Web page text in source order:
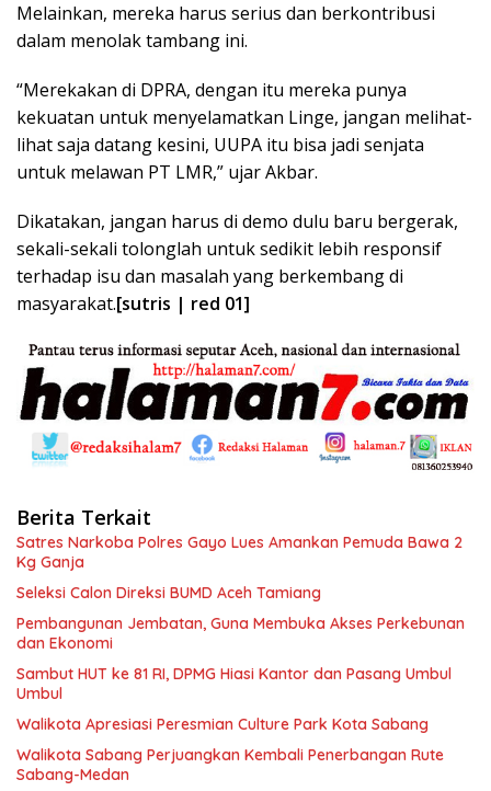
Melainkan, mereka harus serius dan berkontribusi
dalam menolak tambang ini.
“Merekakan di DPRA, dengan itu mereka punya
kekuatan untuk menyelamatkan Linge, jangan melihat-
lihat saja datang kesini, UUPA itu bisa jadi senjata
untuk melawan PT LMR,” ujar Akbar.
Dikatakan, jangan harus di demo dulu baru bergerak,
sekali-sekali tolonglah untuk sedikit lebih responsif
terhadap isu dan masalah yang berkembang di
masyarakat.[sutris | red 01]
Berita Terkait
Satres Narkoba Polres Gayo Lues Amankan Pemuda Bawa 2
Kg Ganja
Seleksi Calon Direksi BUMD Aceh Tamiang
Pembangunan Jembatan, Guna Membuka Akses Perkebunan
dan Ekonomi
Sambut HUT ke 81 RI, DPMG Hiasi Kantor dan Pasang Umbul
Umbul
Walikota Apresiasi Peresmian Culture Park Kota Sabang
Walikota Sabang Perjuangkan Kembali Penerbangan Rute
Sabang-Medan